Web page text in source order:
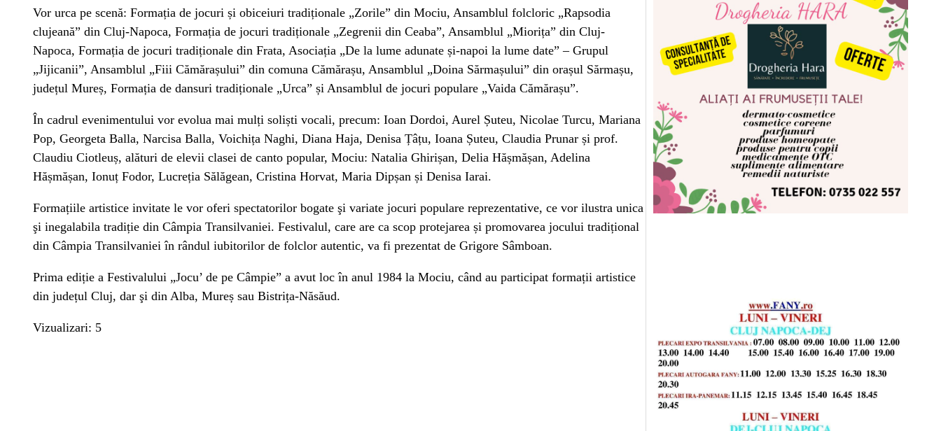
Vor urca pe scenă: Formația de jocuri și obiceiuri tradiționale „Zorile” din Mociu, Ansamblul folcloric „Rapsodia
clujeană” din Cluj-Napoca, Formația de jocuri tradiționale „Zegrenii din Ceaba”, Ansamblul „Miorița” din Cluj-
Napoca, Formația de jocuri tradiționale din Frata, Asociația „De la lume adunate și-napoi la lume date” – Grupul
„Jijicanii”, Ansamblul „Fiii Cămărașului” din comuna Cămărașu, Ansamblul „Doina Sărmașului” din orașul Sărmașu,
județul Mureș, Formația de dansuri tradiționale „Urca” și Ansamblul de jocuri populare „Vaida Cămărașu”.
În cadrul evenimentului vor evolua mai mulți soliști vocali, precum: Ioan Dordoi, Aurel Șuteu, Nicolae Turcu, Mariana
Pop, Georgeta Balla, Narcisa Balla, Voichița Naghi, Diana Haja, Denisa Țâțu, Ioana Șuteu, Claudia Prunar și prof.
Claudiu Ciotleuș, alături de elevii clasei de canto popular, Mociu: Natalia Ghirișan, Delia Hășmășan, Adelina
Hășmășan, Ionuț Fodor, Lucreția Sălăgean, Cristina Horvat, Maria Dipșan și Denisa Iarai.
Formațiile artistice invitate le vor oferi spectatorilor bogate şi variate jocuri populare reprezentative, ce vor ilustra unica
şi inegalabila tradiție din Câmpia Transilvaniei. Festivalul, care are ca scop protejarea și promovarea jocului tradițional
din Câmpia Transilvaniei în rândul iubitorilor de folclor autentic, va fi prezentat de Grigore Sâmboan.
Prima ediție a Festivalului „Jocu’ de pe Câmpie” a avut loc în anul 1984 la Mociu, când au participat formații artistice
din județul Cluj, dar şi din Alba, Mureș sau Bistrița-Năsăud.
Vizualizari: 5